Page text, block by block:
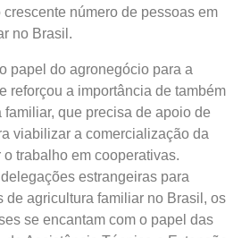
crescente número de pessoas em
no Brasil.
papel do agronegócio para a
reforçou a importância de também
que precisa de apoio de
viabilizar a comercialização da
trabalho em cooperativas.
estrangeiras para
de agricultura familiar no Brasil, os
se encantam com o papel das